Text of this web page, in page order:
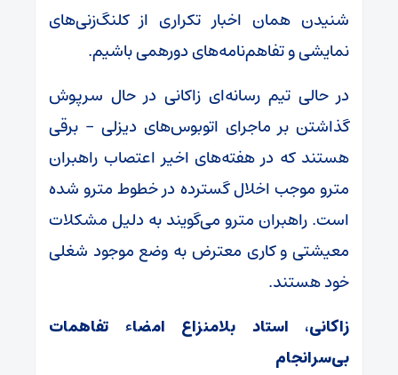
شنیدن همان اخبار تکراری از کلنگ‌زنی‌های
نمایشی و تفاهم‌نامه‌های دورهمی باشیم.
در حالی تیم رسانه‌ای زاکانی در حال سرپوش
گذاشتن بر ماجرای اتوبوس‌های دیزلی – برقی
هستند که در هفته‌های اخیر اعتصاب راهبران
مترو موجب اخلال گسترده در خطوط مترو شده
است. راهبران مترو می‌گویند به دلیل مشکلات
معیشتی و کاری معترض به وضع موجود شغلی
خود هستند.
زاکانی، استاد بلامنزاع امضاء تفاهمات
بی‌سرانجام